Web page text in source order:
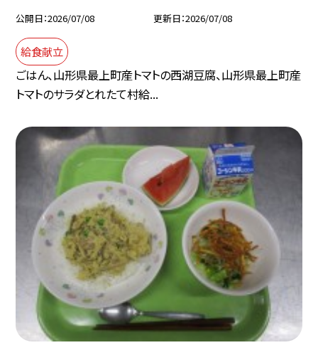
公開日 2026/07/08 更新日 2026/07/08
給食献立
ごはん、山形県最上町産トマトの西湖豆腐、山形県最上町産
トマトのサラダとれたて村給...